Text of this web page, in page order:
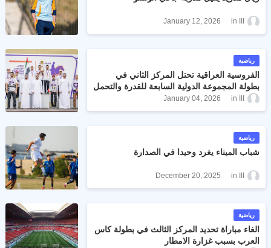
January 12, 2026
رياضية
الفروسية العراقية تحتل المركز الثاني في
بطولة المجموعة الدولية السابعة للقدرة والتحمل
January 04, 2026
رياضية
شباب الميناء يغرد وحيدا في الصدارة
December 20, 2025
رياضية
الغاء مباراة تحديد المركز الثالث في بطولة كاس
العرب بسبب غزارة الامطار